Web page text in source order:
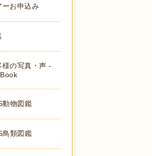
ーお申込み
様の写真・声 -
動物図鑑
鳥類図鑑